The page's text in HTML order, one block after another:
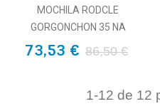
MOCHILA RODCLE
GORGONCHON 35 NA
73,53 € 86,50 €
1-12 de 12